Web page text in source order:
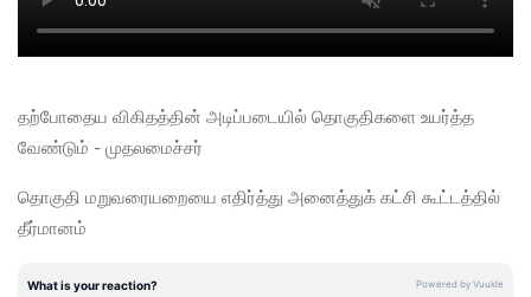
தற்போதைய விகிதத்தின் அடிப்படையில் தொகுதிகளை உயர்த்த
வேண்டும் - முதலமைச்சர்
தொகுதி மறுவரையறையை எதிர்த்து அனைத்துக் கட்சி கூட்டத்தில்
தீர்மானம்